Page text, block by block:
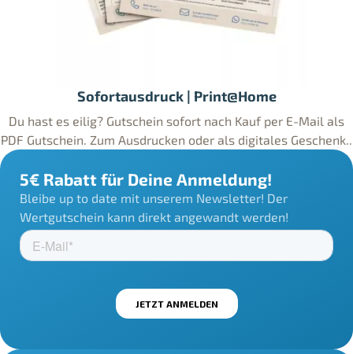
Sofortausdruck | Print@Home
Du hast es eilig? Gutschein sofort nach Kauf per E-Mail als
PDF Gutschein. Zum Ausdrucken oder als digitales Geschenk..
5€ Rabatt für Deine Anmeldung!
Bleibe up to date mit unserem Newsletter! Der
Wertgutschein kann direkt angewandt werden!